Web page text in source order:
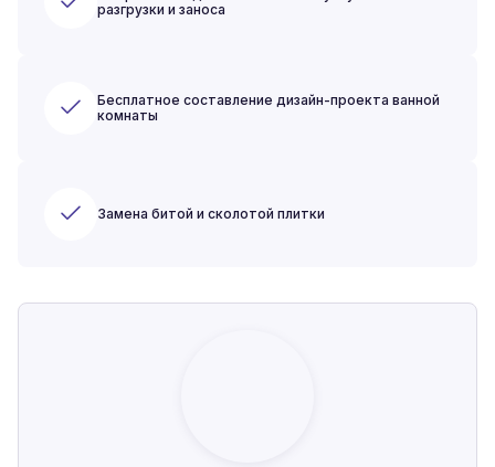
разгрузки и заноса
Бесплатное составление дизайн-проекта ванной
комнаты
Замена битой и сколотой плитки